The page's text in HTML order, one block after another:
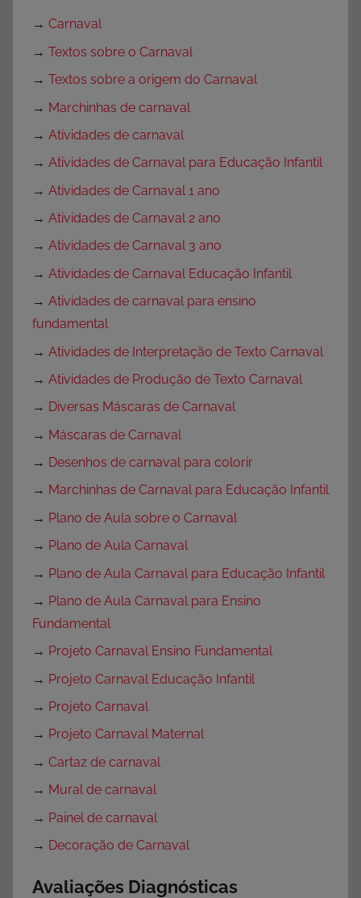
→ Carnaval
→ Textos sobre o Carnaval
→ Textos sobre a origem do Carnaval
→ Marchinhas de carnaval
→ Atividades de carnaval
→ Atividades de Carnaval para Educação Infantil
→ Atividades de Carnaval 1 ano
→ Atividades de Carnaval 2 ano
→ Atividades de Carnaval 3 ano
→ Atividades de Carnaval Educação Infantil
→ Atividades de carnaval para ensino
fundamental
→ Atividades de Interpretação de Texto Carnaval
→ Atividades de Produção de Texto Carnaval
→ Diversas Máscaras de Carnaval
→ Máscaras de Carnaval
→ Desenhos de carnaval para colorir
→ Marchinhas de Carnaval para Educação Infantil
→ Plano de Aula sobre o Carnaval
→ Plano de Aula Carnaval
→ Plano de Aula Carnaval para Educação Infantil
→ Plano de Aula Carnaval para Ensino
Fundamental
→ Projeto Carnaval Ensino Fundamental
→ Projeto Carnaval Educação Infantil
→ Projeto Carnaval
→ Projeto Carnaval Maternal
→ Cartaz de carnaval
→ Mural de carnaval
→ Painel de carnaval
→ Decoração de Carnaval
Avaliações Diagnósticas